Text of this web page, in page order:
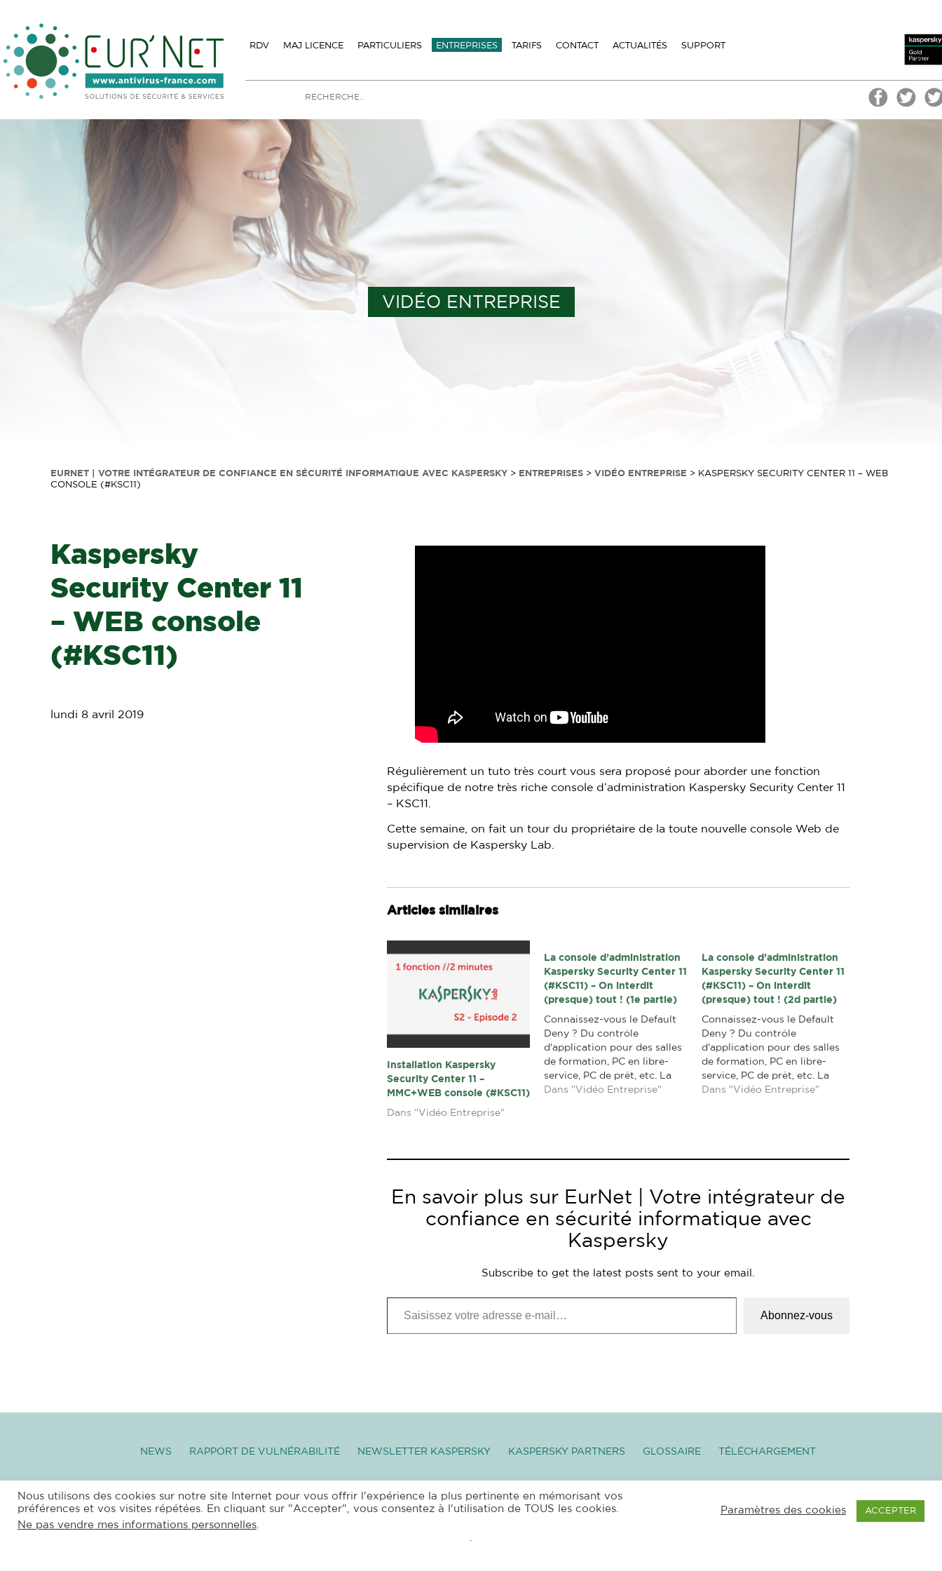
RDV MAJ LICENCE PARTICULIERS ENTREPRISES TARIFS CONTACT ACTUALITÉS SUPPORT
VIDÉO ENTREPRISE
EURNET | VOTRE INTÉGRATEUR DE CONFIANCE EN SÉCURITÉ INFORMATIQUE AVEC KASPERSKY > ENTREPRISES > VIDÉO ENTREPRISE > KASPERSKY SECURITY CENTER 11 – WEB
CONSOLE (#KSC11)
Kaspersky
Security Center 11
– WEB console
(#KSC11)
lundi 8 avril 2019
Régulièrement un tuto très court vous sera proposé pour aborder une fonction
spécifique de notre très riche console d’administration Kaspersky Security Center 11
– KSC11.
Cette semaine, on fait un tour du propriétaire de la toute nouvelle console Web de
supervision de Kaspersky Lab.
Articles similaires
Installation Kaspersky
Security Center 11 –
MMC+WEB console (#KSC11)
Dans "Vidéo Entreprise"
La console d’administration
Kaspersky Security Center 11
(#KSC11) – On interdit
(presque) tout ! (1e partie)
Connaissez-vous le Default
Deny ? Du contrôle
d'application pour des salles
de formation, PC en libre-
service, PC de prêt, etc. La
fonction ultime contre les
fonction spécifique de notre
Dans "Vidéo Entreprise"
La console d’administration
Kaspersky Security Center 11
(#KSC11) – On interdit
(presque) tout ! (2d partie)
Connaissez-vous le Default
Deny ? Du contrôle
d'application pour des salles
de formation, PC en libre-
service, PC de prêt, etc. La
fonction ultime contre les
fonction spécifique de notre
Dans "Vidéo Entreprise"
En savoir plus sur EurNet | Votre intégrateur de
confiance en sécurité informatique avec
Kaspersky
Subscribe to get the latest posts sent to your email.
Saisissez votre adresse e-mail…
Abonnez-vous
NEWS RAPPORT DE VULNÉRABILITÉ NEWSLETTER KASPERSKY KASPERSKY PARTNERS GLOSSAIRE TÉLÉCHARGEMENT
–SITEMAP|XML|RSS|PROTECTION DES DONNÉES PERSONNELLES|MENTIONS LÉGALES
COPYRIGHT © 2026 ANTIVIRUS FRANCE –
Nous utilisons des cookies sur notre site Internet pour vous offrir l'expérience la plus pertinente en mémorisant vos
préférences et vos visites répétées. En cliquant sur "Accepter", vous consentez à l'utilisation de TOUS les cookies.
Ne pas vendre mes informations personnelles
Paramètres des cookies ACCEPTER
.